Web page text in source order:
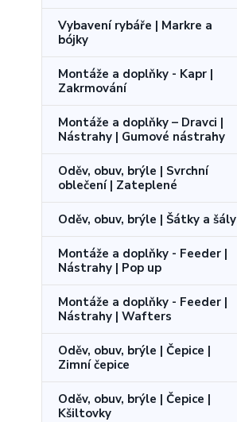
Vybavení rybáře | Markre a
bójky
Montáže a doplňky - Kapr |
Zakrmování
Montáže a doplňky – Dravci |
Nástrahy | Gumové nástrahy
Oděv, obuv, brýle | Svrchní
oblečení | Zateplené
Oděv, obuv, brýle | Šátky a šály
Montáže a doplňky - Feeder |
Nástrahy | Pop up
Montáže a doplňky - Feeder |
Nástrahy | Wafters
Oděv, obuv, brýle | Čepice |
Zimní čepice
Oděv, obuv, brýle | Čepice |
Kšiltovky